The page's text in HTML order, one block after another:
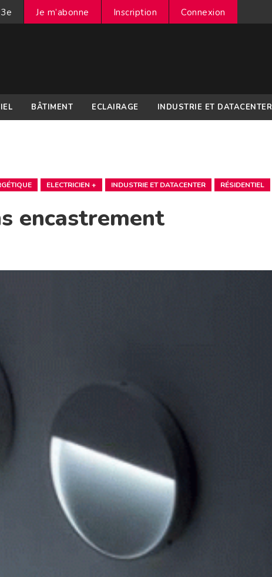
Je m’abonne Inscription Connexion
BÂTIMENT ECLAIRAGE INDUSTRIE ET DATACENTER
ELECTRICIEN + INDUSTRIE ET DATACENTER RÉSIDENTIEL
encastrement